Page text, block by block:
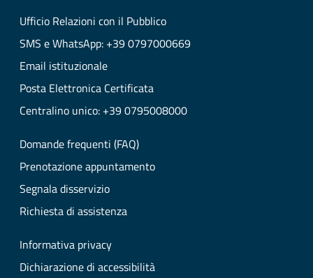
Ufficio Relazioni con il Pubblico
SMS e WhatsApp: +39 0797000669
Email istituzionale
Posta Elettronica Certificata
Centralino unico: +39 0795008000
Domande frequenti (FAQ)
Prenotazione appuntamento
Segnala disservizio
Richiesta di assistenza
Informativa privacy
Dichiarazione di accessibilità